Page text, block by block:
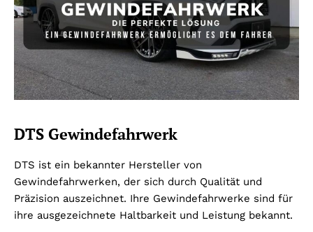
DTS Gewindefahrwerk
DTS ist ein bekannter Hersteller von
Gewindefahrwerken, der sich durch Qualität und
Präzision auszeichnet. Ihre Gewindefahrwerke sind für
ihre ausgezeichnete Haltbarkeit und Leistung bekannt.